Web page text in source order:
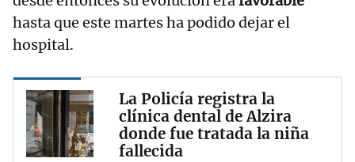
hasta que este martes ha podido dejar el
hospital.
La Policía registra la
clínica dental de Alzira
donde fue tratada la niña
fallecida